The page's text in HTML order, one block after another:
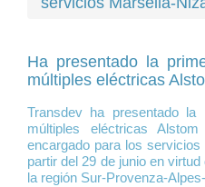
Ha presentado la
múltiples eléctricas
Transdev ha presentado
múltiples eléctricas
encargado para los
partir del 29 de junio en
la región Sur-Provenza-